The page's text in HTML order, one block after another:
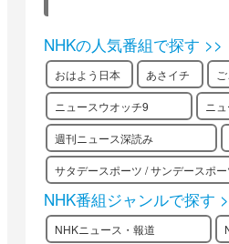
NHKの人気番組で探す >>
おはよう日本 あさイチ
ニュースウオッチ9 ニ
週刊ニュース深読み
サタデースポーツ / サンデースポー
NHK番組ジャンルで探す
NHKニュース・報道